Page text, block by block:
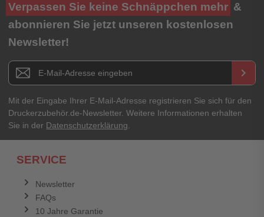
Verpassen Sie keine Schnäppchen mehr &
abonnieren Sie jetzt unseren kostenlosen
Newsletter!
Newsletter E-Mail Adresse keyboard_arrow_right
Mit der Eingabe Ihrer E-Mail-Adresse registrieren Sie sich für den
Druckerzubehör.de-Newsletter. Weitere Informationen erhalten
Sie in der Datenschutzerklärung
SERVICE
Newsletter
FAQs
10 Jahre Garantie